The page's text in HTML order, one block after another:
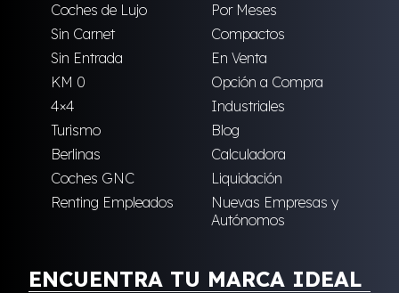
Coches de Lujo
Por Meses
Sin Carnet
Compactos
Sin Entrada
En Venta
KM 0
Opción a Compra
4×4
Industriales
Turismo
Blog
Berlinas
Calculadora
Coches GNC
Liquidación
Renting Empleados
Nuevas Empresas y
Autónomos
ENCUENTRA TU MARCA IDEAL